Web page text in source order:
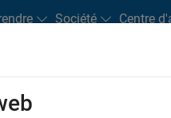
Société Centre
Étudiants et carrières